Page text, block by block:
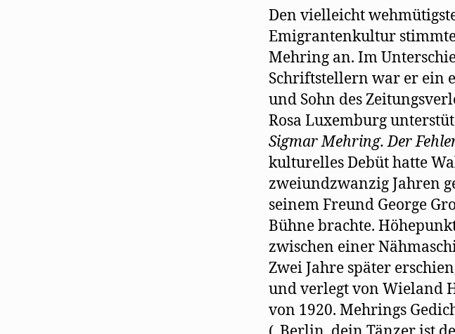
Den vielleicht
Emigrantenkultur
Mehring an. Im
Schriftstellern war er ein
und Sohn des
Rosa Luxemburg
Sigmar Mehring. Der
kulturelles Debüt hatte
zweiundzwanzig Jahren
seinem Freund George
Bühne brachte.
zwischen einer
Zwei Jahre später
und verlegt von Wieland
von 1920. Mehrings